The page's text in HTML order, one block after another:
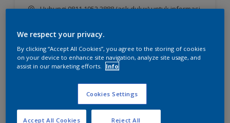
Hubungi 0811 1952 2888 (ask dulux) untuk informasi
Compare
Dulux Catylac Interior Glow
We respect your privacy.
By clicking “Accept All Cookies”, you agree to the storing of cookies
on your device to enhance site navigation, analyze site usage, and
assist in our marketing efforts.
Info
Cookies Settings
Reject All
Accept All Cookies